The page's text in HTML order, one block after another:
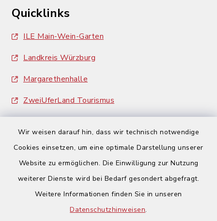
Wir weisen darauf hin, dass wir technisch notwendige
Cookies einsetzen, um eine optimale Darstellung unserer
Website zu ermöglichen. Die Einwilligung zur Nutzung
weiterer Dienste wird bei Bedarf gesondert abgefragt.
Weitere Informationen finden Sie in unseren
Datenschutzhinweisen.
Quicklinks
ILE Main-Wein-Garten
Landkreis Würzburg
Margarethenhalle
ZweiUferLand Tourismus
Barrierefreiheit